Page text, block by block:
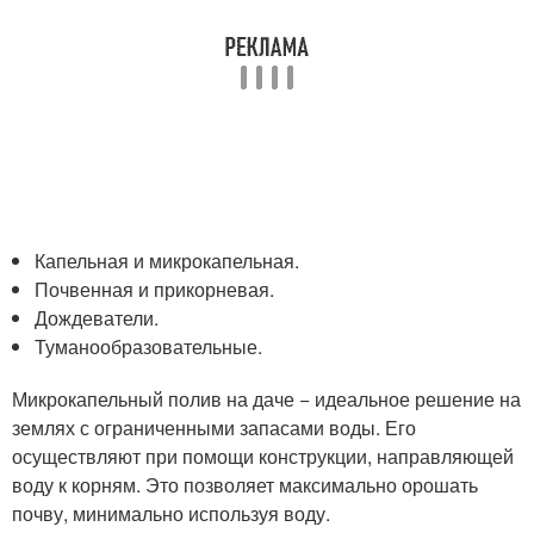
Капельная и микрокапельная.
Почвенная и прикорневая.
Дождеватели.
Туманообразовательные.
Микрокапельный полив на даче − идеальное решение на
землях с ограниченными запасами воды. Его
осуществляют при помощи конструкции, направляющей
воду к корням. Это позволяет максимально орошать
почву, минимально используя воду.